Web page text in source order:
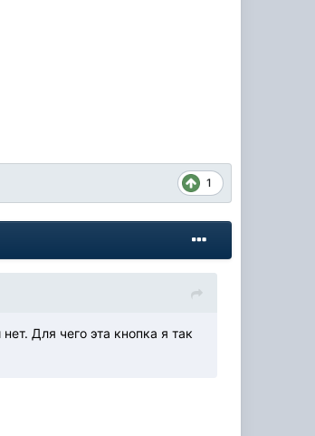
1
Для чего эта кнопка я так